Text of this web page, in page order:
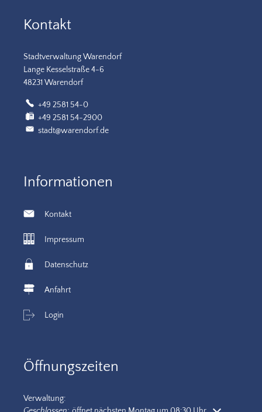
Kontakt
Stadtverwaltung Warendorf
Lange Kesselstraße 4-6
48231 Warendorf
+49 2581 54-0
+49 2581 54-2900
stadt@warendorf.de
Informationen
Kontakt
Impressum
Datenschutz
Anfahrt
Login
Öffnungszeiten
Verwaltung: